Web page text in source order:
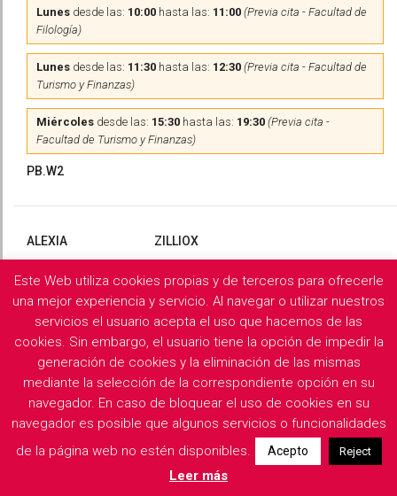
Lunes desde las: 10:00 hasta las: 11:00 (Previa cita - Facultad de
Filología)
Lunes desde las: 11:30 hasta las: 12:30 (Previa cita - Facultad de
Turismo y Finanzas)
Miércoles desde las: 15:30 hasta las: 19:30 (Previa cita -
Facultad de Turismo y Finanzas)
PB.W2
ALEXIA ZILLIOX
Martes yMiércolesdesde las:10:00hasta las:13:00 (Previa
cita)
PB.X2
Filología Griega y Latina
Descargar horarios de consulta del departamento
Este Web utiliza cookies propias y de terceros para ofrecerle
una mejor experiencia y servicio. Al navegar o utilizar nuestros
servicios el usuario acepta el uso que hacemos de las
cookies. Sin embargo, el usuario tiene la opción de impedir la
generación de cookies y la eliminación de las mismas
mediante la selección de la correspondiente opción en su
navegador. En caso de bloquear el uso de cookies en su
navegador es posible que algunos servicios o funcionalidades
de la página web no estén disponibles.
Acepto Reject
Leer más